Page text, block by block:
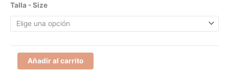
Talla - Size
fino
Añadir al carrito